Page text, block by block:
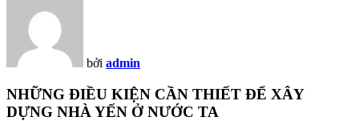
bởi admin
NHỮNG ĐIỀU KIỆN CẦN THIẾT ĐỂ XÂY
DỰNG NHÀ YẾN Ở NƯỚC TA